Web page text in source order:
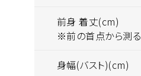
前身 着丈(cm)
※前の首点から測る
身幅(バスト)(cm)
L